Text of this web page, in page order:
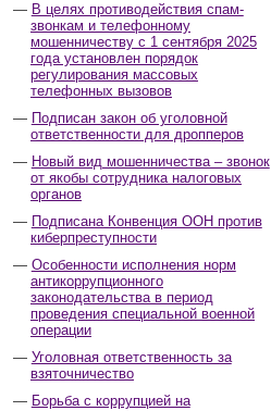
В целях противодействия спам-
звонкам и телефонному
мошенничеству с 1 сентября 2025
года установлен порядок
регулирования массовых
телефонных вызовов
Подписан закон об уголовной
ответственности для дропперов
Новый вид мошенничества – звонок
от якобы сотрудника налоговых
органов
Подписана Конвенция ООН против
киберпреступности
Особенности исполнения норм
антикоррупционного
законодательства в период
проведения специальной военной
операции
Уголовная ответственность за
взяточничество
Борьба с коррупцией на